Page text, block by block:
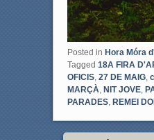
Posted in Hora Móra
Tagged 18A FIRA
OFICIS, 27 DE MAIG,
MARÇÀ, NIT JOVE,
PARADES, REMEI